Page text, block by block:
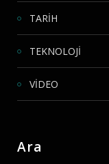
TARİH
TEKNOLOJİ
VİDEO
Ara